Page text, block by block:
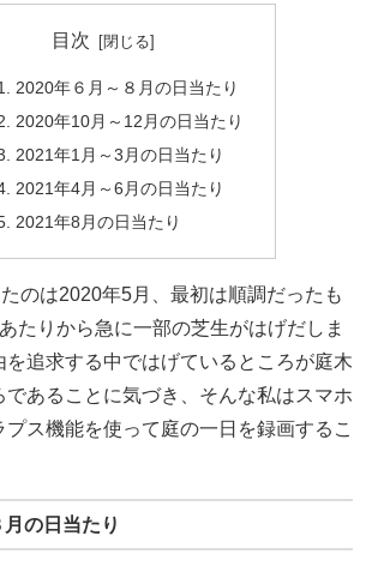
目次
2020年６月～８月の日当たり
2020年10月～12月の日当たり
2021年1月～3月の日当たり
2021年4月～6月の日当たり
2021年8月の日当たり
のは2020年5月、最初は順調だったも
たりから急に一部の芝生がはげだしま
を追求する中ではげているところが庭木
であることに気づき、そんな私はスマホ
プス機能を使って庭の一日を録画するこ
の日当たり